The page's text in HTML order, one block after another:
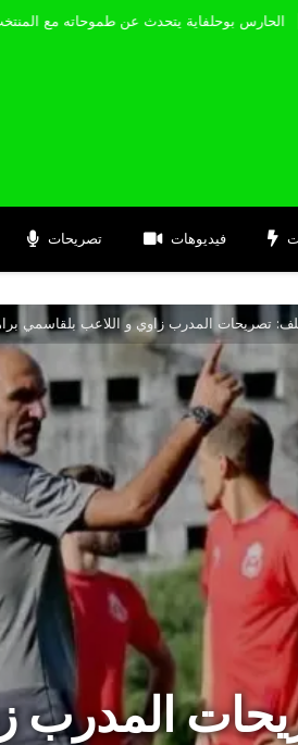
الحارس بوحلفاية يتحدث عن
تصريحات فيديوهات
تصريحات المدرب زاوي و اللاعب بلقاسمي
المدرب